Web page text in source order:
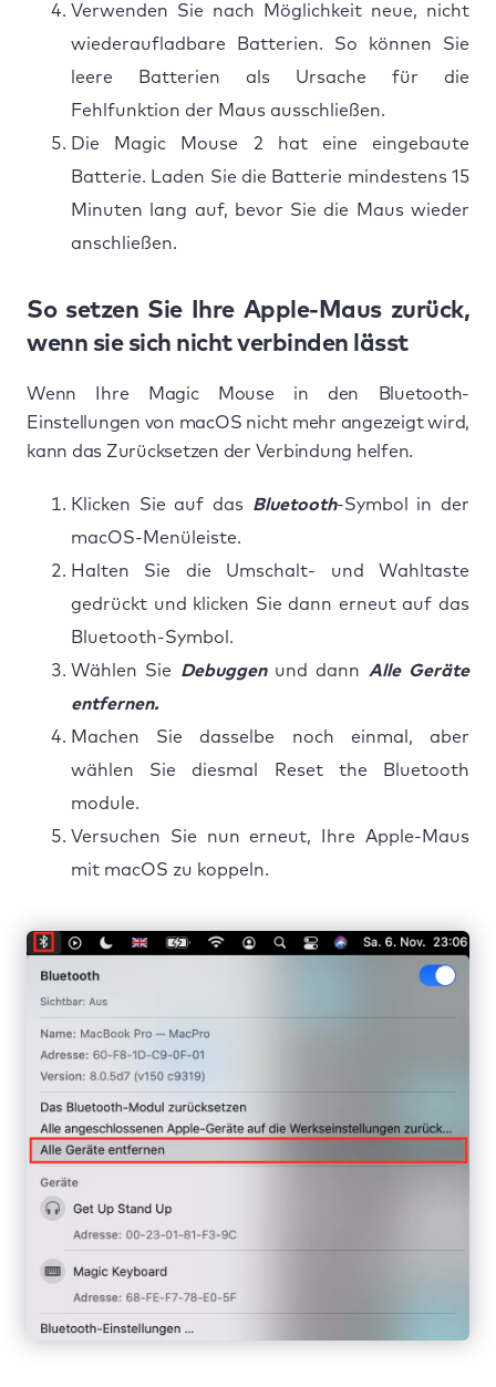
Verwenden Sie nach Möglichkeit neue, nicht
wiederaufladbare Batterien. So können Sie
leere Batterien als Ursache für die
Fehlfunktion der Maus ausschließen.
Die Magic Mouse 2 hat eine eingebaute
Batterie. Laden Sie die Batterie mindestens 15
Minuten lang auf, bevor Sie die Maus wieder
anschließen.
So setzen Sie Ihre Apple-Maus zurück,
wenn sie sich nicht verbinden lässt
Wenn Ihre Magic Mouse in den Bluetooth-
Einstellungen von macOS nicht mehr angezeigt wird,
kann das Zurücksetzen der Verbindung helfen.
Klicken Sie auf das Bluetooth-Symbol in der
macOS-Menüleiste.
Halten Sie die Umschalt- und Wahltaste
gedrückt und klicken Sie dann erneut auf das
Bluetooth-Symbol.
Wählen Sie Debuggen und dann Alle Geräte
entfernen.
Machen Sie dasselbe noch einmal, aber
wählen Sie diesmal Reset the Bluetooth
module.
Versuchen Sie nun erneut, Ihre Apple-Maus
mit macOS zu koppeln.